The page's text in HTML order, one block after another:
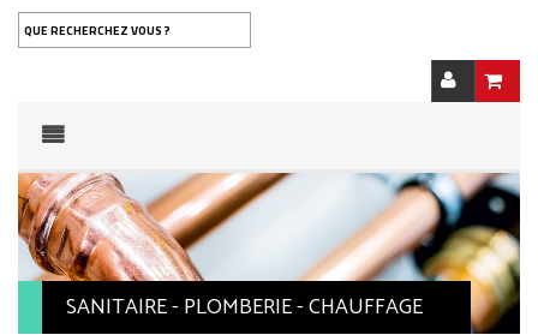
QUE RECHERCHEZ VOUS ?
SANITAIRE - PLOMBERIE - CHAUFFAGE